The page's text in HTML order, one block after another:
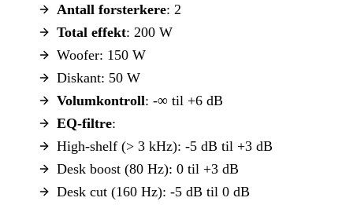
Antall forsterkere: 2
Total effekt: 200 W
Woofer: 150 W
Diskant: 50 W
Volumkontroll: -∞ til +6 dB
EQ-filtre:
High-shelf (> 3 kHz): -5 dB til +3 dB
Desk boost (80 Hz): 0 til +3 dB
Desk cut (160 Hz): -5 dB til 0 dB